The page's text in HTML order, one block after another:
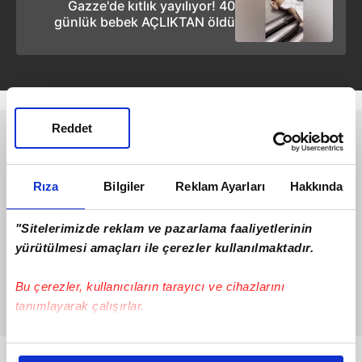
Rıza Bilgiler Reklam Ayarları Hakkında
"Sitelerimizde reklam ve pazarlama faaliyetlerinin
yürütülmesi amaçları ile çerezler kullanılmaktadır.
Bu çerezler, kullanıcıların tarayıcı ve cihazlarını
tanımlayarak çalışırlar.
Bu çerezlere izin vermeniz halinde sizlere özel
Reddet
Gazze'de kıtlık yayılıyor! 40
günlük bebek AÇLIKTAN öldü